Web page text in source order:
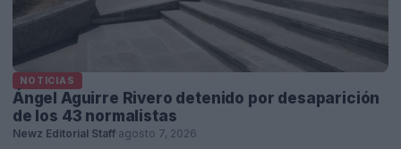
NOTICIAS
Ángel Aguirre Rivero detenido por desaparición
de los 43 normalistas
Newz Editorial Staff agosto 7, 2026